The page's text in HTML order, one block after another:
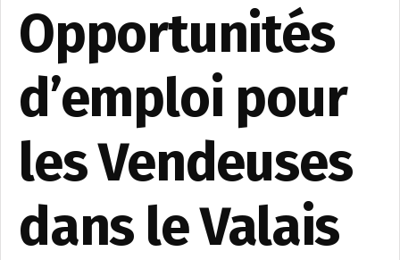
Opportunités
d’emploi pour
les Vendeuses
dans le Valais